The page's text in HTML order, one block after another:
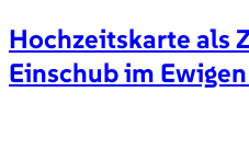
Hochzeitskarte als
Einschub im